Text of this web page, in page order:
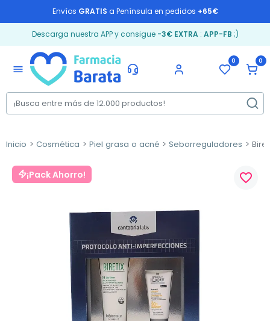
Envíos GRATIS a Península en pedidos +65€
Descarga nuestra APP y consigue -3€ EXTRA: APP-FB ;)
menu
0 0
Inicio Cosmética Piel grasa o acné Seborreguladores
¡Pack Ahorro! favorite_border